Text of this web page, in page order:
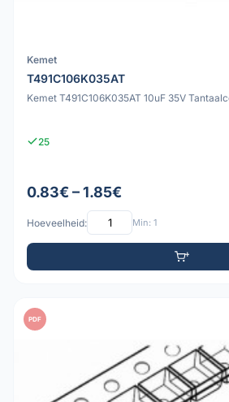
Kemet
T491C106K035AT
Kemet T491C106K035AT 10uF 35V
25
0.83€ – 1.85€
Hoeveelheid: Min: 1
PDF